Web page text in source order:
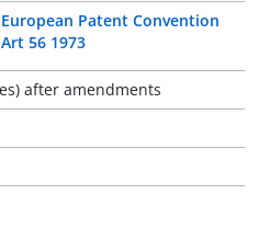
European Patent Convention
Art 56 1973
after amendments